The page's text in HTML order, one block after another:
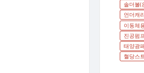
솔더볼(
언더캐
이동체
진공펌
태양광
혈당스